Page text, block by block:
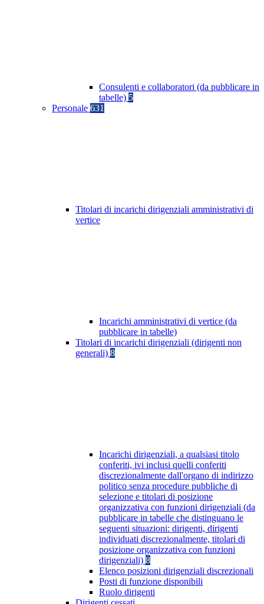
Consulenti e collaboratori (da pubblicare in
tabelle) 5
Personale 631
Titolari di incarichi dirigenziali amministrativi di
vertice
Incarichi amministrativi di vertice (da
pubblicare in tabelle)
Titolari di incarichi dirigenziali (dirigenti non
generali) 8
Incarichi dirigenziali, a qualsiasi titolo
conferiti, ivi inclusi quelli conferiti
discrezionalmente dall'organo di indirizzo
politico senza procedure pubbliche di
selezione e titolari di posizione
organizzativa con funzioni dirigenziali (da
pubblicare in tabelle che distinguano le
seguenti situazioni: dirigenti, dirigenti
individuati discrezionalmente, titolari di
posizione organizzativa con funzioni
dirigenziali) 8
Elenco posizioni dirigenziali discrezionali
Posti di funzione disponibili
Ruolo dirigenti